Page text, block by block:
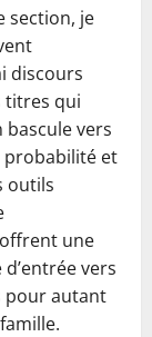
section, je
discours
titres qui
bascule vers
probabilité et
outils
une
vers
pour autant